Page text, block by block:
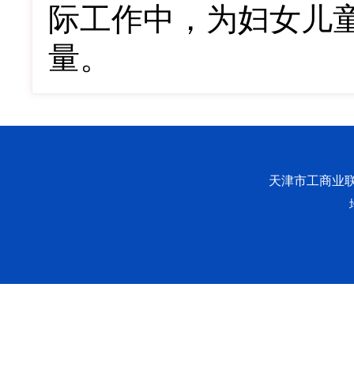
际工作中，为妇女儿
量。
天津市工商业